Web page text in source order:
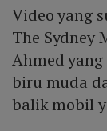
Video yang
The Sydney
Ahmed
biru muda
balik mobil